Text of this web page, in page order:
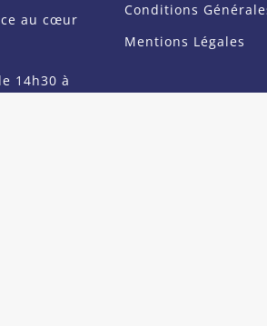
au cœur
14h30 à
Conditions
Mentions Légales